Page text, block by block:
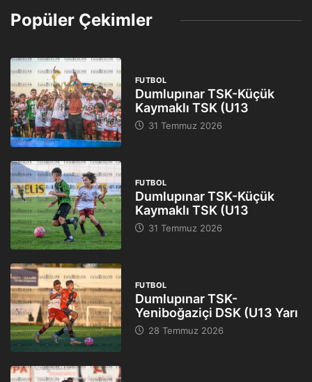
Popüler Çekimler
FUTBOL
Dumlupınar TSK-Küçük
Kaymaklı TSK (U13
31 Temmuz 2026
FUTBOL
Dumlupınar TSK-Küçük
Kaymaklı TSK (U13
31 Temmuz 2026
FUTBOL
Dumlupınar TSK-
Yeniboğaziçi DSK (U13 Yarı
28 Temmuz 2026